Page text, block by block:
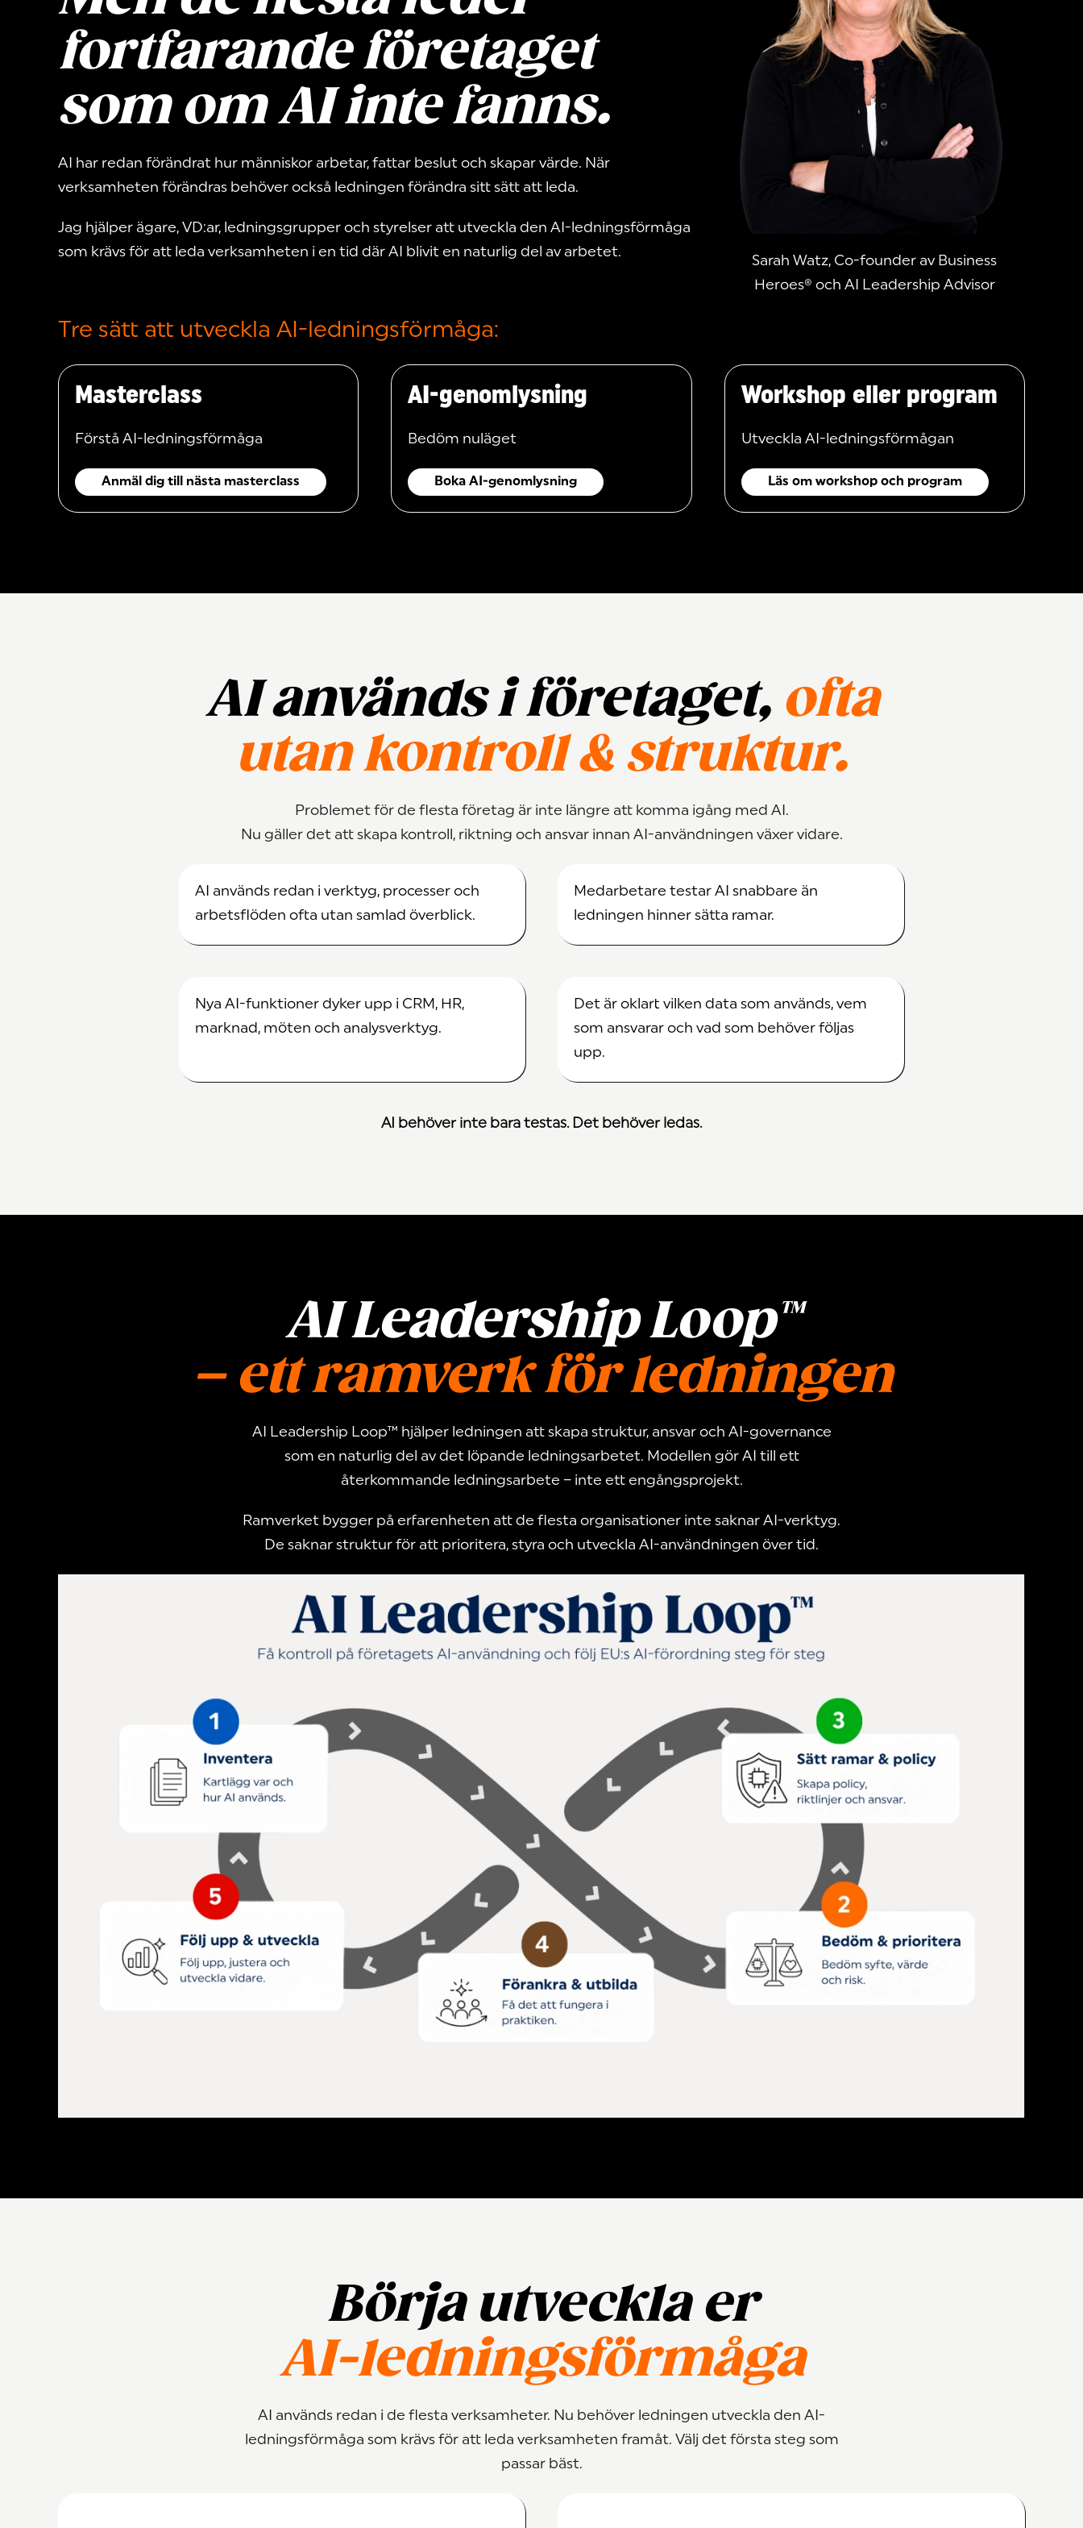
fortfarande företaget
som om AI inte fanns.
AI har redan förändrat hur människor arbetar, fattar beslut och skapar värde. När
verksamheten förändras behöver också ledningen förändra sitt sätt att leda.
Jag hjälper ägare, VD:ar, ledningsgrupper och styrelser att utveckla den AI-ledningsförmåga
som krävs för att leda verksamheten i en tid där AI blivit en naturlig del av arbetet.
Sarah Watz, Co-founder av Business
Heroes® och AI Leadership Advisor
Tre sätt att utveckla AI-ledningsförmåga:
Masterclass
Förstå AI-ledningsförmåga
Anmäl dig till nästa masterclass
AI-genomlysning
Bedöm nuläget
Boka AI-genomlysning
Workshop eller program
Utveckla AI-ledningsförmågan
Läs om workshop och program
AI används i företaget, ofta
utan kontroll & struktur.
Problemet för de flesta företag är inte längre att komma igång med AI.
Nu gäller det att skapa kontroll, riktning och ansvar innan AI-användningen växer vidare.
AI används redan i verktyg, processer och
arbetsflöden ofta utan samlad överblick.
Medarbetare testar AI snabbare än
ledningen hinner sätta ramar.
Nya AI-funktioner dyker upp i CRM, HR,
marknad, möten och analysverktyg.
Det är oklart vilken data som används, vem
som ansvarar och vad som behöver följas
upp.
AI behöver inte bara testas. Det behöver ledas.
AI Leadership Loop™
– ett ramverk för ledningen
AI Leadership Loop™ hjälper ledningen att skapa struktur, ansvar och AI-governance
som en naturlig del av det löpande ledningsarbetet. Modellen gör AI till ett
återkommande ledningsarbete – inte ett engångsprojekt.
Ramverket bygger på erfarenheten att de flesta organisationer inte saknar AI-verktyg.
De saknar struktur för att prioritera, styra och utveckla AI-användningen över tid.
Börja utveckla er
AI-ledningsförmåga
AI används redan i de flesta verksamheter. Nu behöver ledningen utveckla den AI-
ledningsförmåga som krävs för att leda verksamheten framåt. Välj det första steg som
passar bäst.